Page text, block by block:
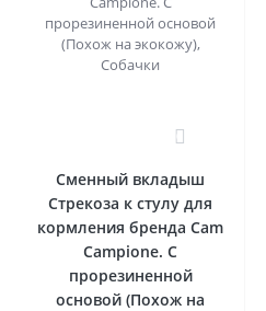
0
Сменный вкладыш
Стрекоза к стулу для
кормления бренда Cam
Campione. С
прорезиненной
основой (Похож на